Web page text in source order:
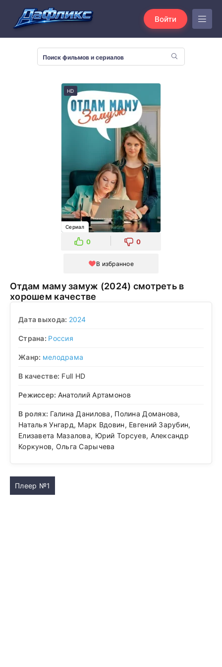
Войти
HD
Сериал
0 0
В избранное
Отдам маму замуж (2024) смотреть в
хорошем качестве
Дата выхода: 2024
Страна: Россия
Жанр: мелодрама
В качестве: Full HD
Режиссер: Анатолий Артамонов
В ролях: Галина Данилова, Полина Доманова,
Наталья Унгард, Марк Вдовин, Евгений Зарубин,
Елизавета Мазалова, Юрий Торсуев, Александр
Коркунов, Ольга Сарычева
Плеер №1